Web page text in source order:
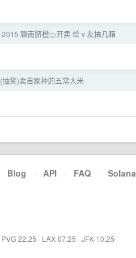
2015 赣南脐橙🍊开卖 给 v 友抽几箱
(抽奖)卖自家种的五常大米
Blog · API · FAQ · Solana
PVG 22:25 · LAX 07:25 · JFK 10:25